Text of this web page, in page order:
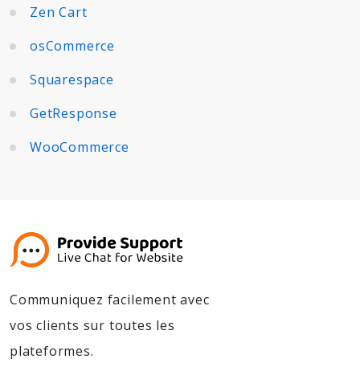
Zen Cart
osCommerce
Squarespace
GetResponse
WooCommerce
Communiquez facilement avec
vos clients sur toutes les
plateformes.